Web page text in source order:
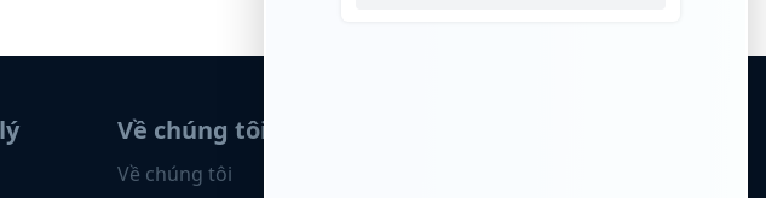
Về chúng tôi
Về chúng tôi